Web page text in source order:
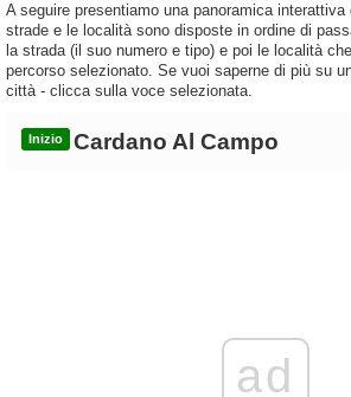
A seguire presentiamo una panoramica
strade e le località sono disposte in ordine di
la strada (il suo numero e tipo) e poi le località
percorso selezionato. Se vuoi saperne di più su
città - clicca sulla voce selezionata.
Inizio Cardano Al Campo
ad